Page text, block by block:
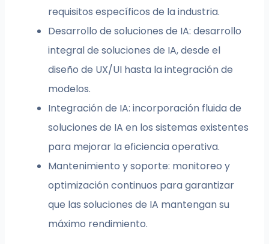
requisitos específicos de la industria.
Desarrollo de soluciones de IA: desarrollo
integral de soluciones de IA, desde el
diseño de UX/UI hasta la integración de
modelos.
Integración de IA: incorporación fluida de
soluciones de IA en los sistemas existentes
para mejorar la eficiencia operativa.
Mantenimiento y soporte: monitoreo y
optimización continuos para garantizar
que las soluciones de IA mantengan su
máximo rendimiento.